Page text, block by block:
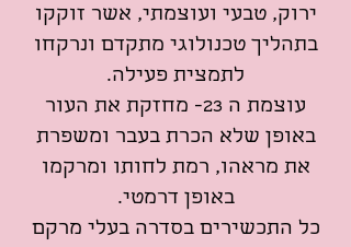
ירוק, טבעי ועוצמתי, אשר זוקקו
בתהליך טכנולוגי מתקדם ונרקחו
לתמצית פעילה.
עוצמת ה 23- מחזקת את העור
באופן שלא הכרת בעבר ומשפרת
את מראהו, רמת לחותו ומרקמו
באופן דרמטי.
כל התכשירים בסדרה בעלי מרקם